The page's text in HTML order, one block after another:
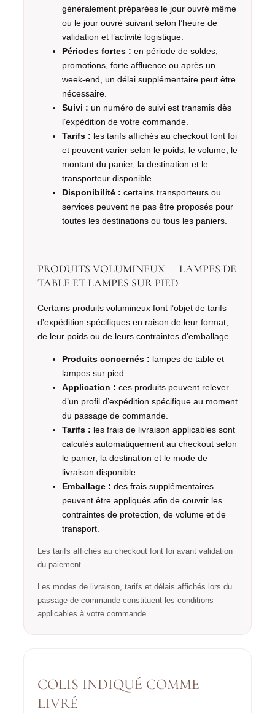
généralement préparées le jour ouvré même
ou le jour ouvré suivant selon l’heure de
validation et l’activité logistique.
Périodes fortes : en période de soldes,
promotions, forte affluence ou après un
week-end, un délai supplémentaire peut être
nécessaire.
Suivi : un numéro de suivi est transmis dès
l’expédition de votre commande.
Tarifs : les tarifs affichés au checkout font foi
et peuvent varier selon le poids, le volume, le
montant du panier, la destination et le
transporteur disponible.
Disponibilité : certains transporteurs ou
services peuvent ne pas être proposés pour
toutes les destinations ou tous les paniers.
PRODUITS VOLUMINEUX — LAMPES DE
TABLE ET LAMPES SUR PIED
Certains produits volumineux font l’objet de tarifs
d’expédition spécifiques en raison de leur format,
de leur poids ou de leurs contraintes d’emballage.
Produits concernés : lampes de table et
lampes sur pied.
Application : ces produits peuvent relever
d’un profil d’expédition spécifique au moment
du passage de commande.
Tarifs : les frais de livraison applicables sont
calculés automatiquement au checkout selon
le panier, la destination et le mode de
livraison disponible.
Emballage : des frais supplémentaires
peuvent être appliqués afin de couvrir les
contraintes de protection, de volume et de
transport.
Les tarifs affichés au checkout font foi avant validation
du paiement.
Les modes de livraison, tarifs et délais affichés lors du
passage de commande constituent les conditions
applicables à votre commande.
COLIS INDIQUÉ COMME
LIVRÉ